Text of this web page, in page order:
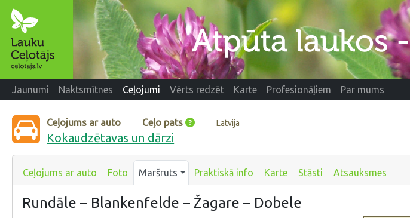
Jaunumi Naktsmītnes Ceļojumi Vērts redzēt Karte Profesionāļiem Par mums
Ceļojums ar auto Ceļo pats Latvija
Kokaudzētavas un dārzi
Ceļojums ar auto Foto Maršruts Praktiskā info Karte Stāsti Atsauksmes
Rundāle – Blankenfelde – Žagare – Dobele